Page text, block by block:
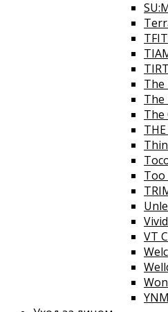
TFIT
The
The
The
THE
Too
VT
YNM